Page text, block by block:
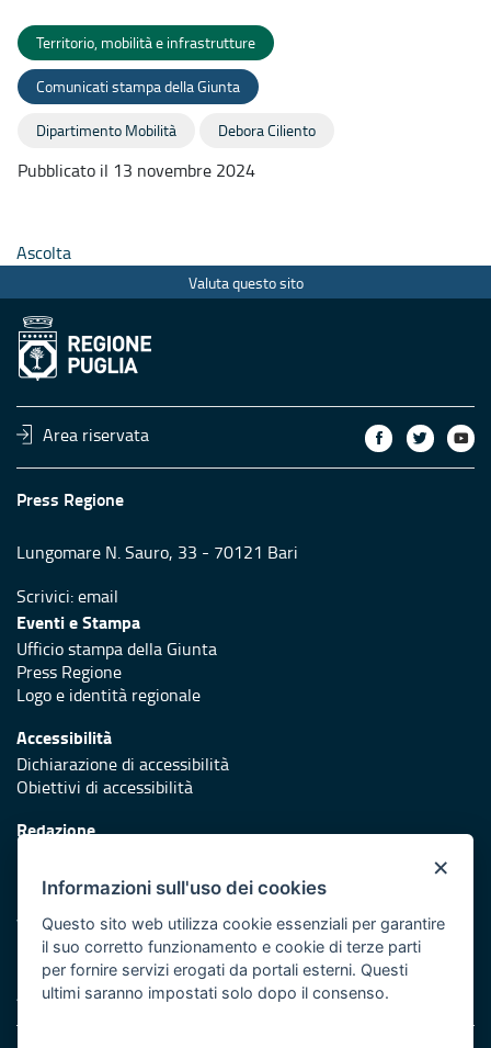
Territorio, mobilità e infrastrutture
Comunicati stampa della Giunta
Dipartimento Mobilità Debora Ciliento
Pubblicato il 13 novembre 2024
Ascolta
Valuta questo sito
Area riservata
Press Regione
Lungomare N. Sauro, 33 - 70121 Bari
Scrivici:email
Eventi e Stampa
Ufficio stampa della Giunta
Press Regione
Logo e identità regionale
Accessibilità
Dichiarazione di accessibilità
Obiettivi di accessibilità
Redazione
Protezione civile
Vai al sito di Protezione Civile Puglia
Iniziativa finanziata con risorse del POR Puglia 2014/2020 -
Asse XI
×
Informazioni sull'uso dei cookies
Questo sito web utilizza cookie essenziali per garantire
il suo corretto funzionamento e cookie di terze parti
per fornire servizi erogati da portali esterni. Questi
ultimi saranno impostati solo dopo il consenso.